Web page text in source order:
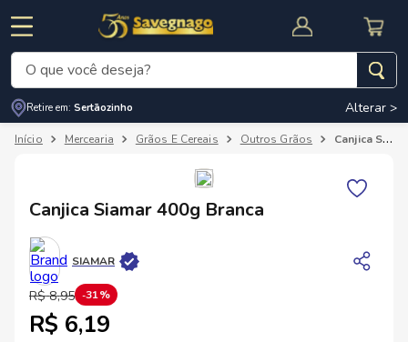
CUPOM DE DESCONTO
O que você deseja?
Retire em: Sertãozinho Alterar >
Mercearia Grãos E Cereais Outros Grãos Canjica Siamar 400g Branca
Canjica Siamar 400g Branca
SIAMAR
R$ 8,95 31%
R$ 6,19
Termos mais buscados
3º
cerveja
4º
carne
5º arroz